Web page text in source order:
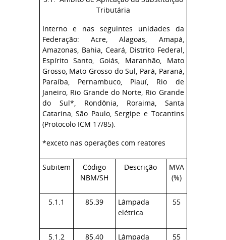
Tributária
Interno e nas seguintes unidades da
Federação: Acre, Alagoas, Amapá,
Amazonas, Bahia, Ceará, Distrito Federal,
Espírito Santo, Goiás, Maranhão, Mato
Grosso, Mato Grosso do Sul, Pará, Paraná,
Paraíba, Pernambuco, Piauí, Rio de
Janeiro, Rio Grande do Norte, Rio Grande
do Sul*, Rondônia, Roraima, Santa
Catarina, São Paulo, Sergipe e Tocantins
(Protocolo ICM 17/85).
*exceto nas operações com reatores
Subitem
Código
NBM/SH
Descrição
MVA
(%)
5.1.1 85.39
Lâmpada
elétrica
55
5.1.2 85.40
Lâmpada
55